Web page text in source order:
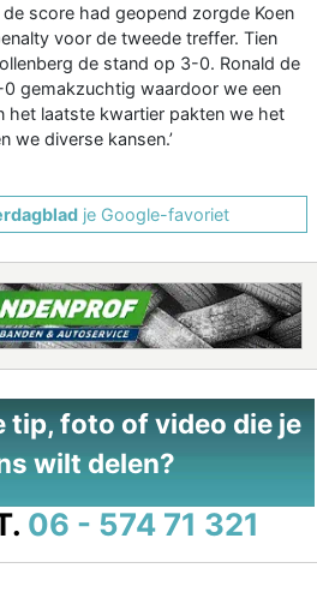
score had geopend zorgde Koen
voor de tweede treffer. Tien
de stand op 3-0. Ronald de
0 gemakzuchtig waardoor we een
het laatste kwartier pakten we het
we diverse kansen.’
je Google-favoriet
tip, foto of video die je
wilt delen?
06 - 574 71 321